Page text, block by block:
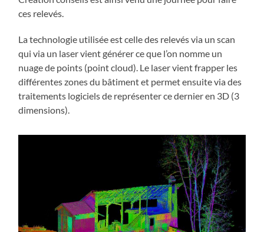
ces relevés.
La technologie utilisée est celle des relevés via un scan
qui via un laser vient générer ce que l’on nomme un
nuage de points (point cloud). Le laser vient frapper les
différentes zones du bâtiment et permet ensuite via des
traitements logiciels de représenter ce dernier en 3D (3
dimensions).